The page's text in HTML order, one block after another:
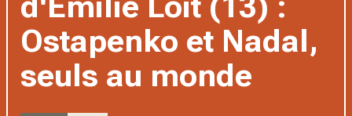
Ostapenko et Nadal,
seuls au monde